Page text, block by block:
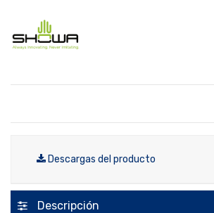
Descargas del producto
Descripción